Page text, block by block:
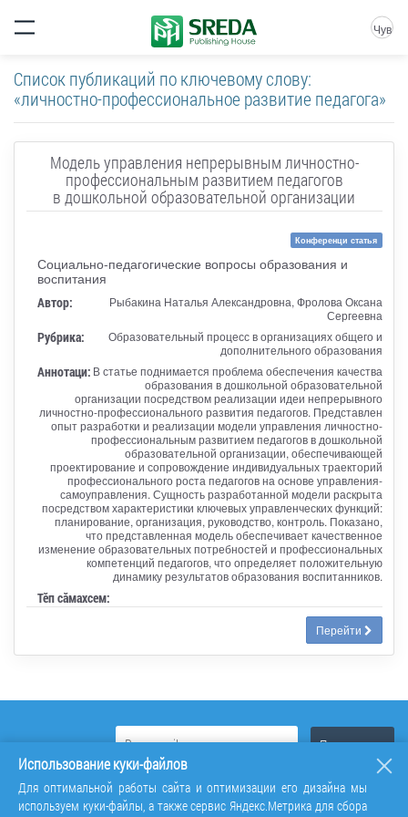
Чув
Список публикаций по ключевому слову:
«личностно-профессиональное развитие педагога»
Модель управления непрерывным личностно-
профессиональным развитием педагогов
в дошкольной образовательной организации
Конференци статья
Социально-педагогические вопросы образования и
воспитания
Автор:
Рыбакина Наталья Александровна, Фролова Оксана
Сергеевна
Рубрика:
Образовательный процесс в организациях общего и
дополнительного образования
Аннотаци: В статье поднимается проблема обеспечения качества
образования в дошкольной образовательной
организации посредством реализации идеи непрерывного
личностно-профессионального развития педагогов. Представлен
опыт разработки и реализации модели управления личностно-
профессиональным развитием педагогов в дошкольной
образовательной организации, обеспечивающей
проектирование и сопровождение индивидуальных траекторий
профессионального роста педагогов на основе управления-
самоуправления. Сущность разработанной модели раскрыта
посредством характеристики ключевых управленческих функций:
планирование, организация, руководство, контроль. Показано,
что представленная модель обеспечивает качественное
изменение образовательных потребностей и профессиональных
компетенций педагогов, что определяет положительную
динамику результатов образования воспитанников.
Тӗп сӑмахсем:
Перейти
Использование куки-файлов
Для оптимальной работы сайта и оптимизации его дизайна мы
используем куки-файлы, а также сервис Яндекс.Метрика для сбора